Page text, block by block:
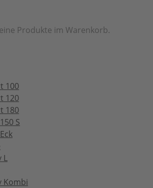
Produkte im Warenkorb.
100
120
180
S
L
Kombi